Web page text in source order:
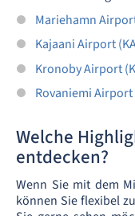
Mariehamn
Kajaani Airport
Kronoby Airport
Rovaniemi Airport
Welche
entdecken?
Wenn Sie mit dem
können Sie flexibel